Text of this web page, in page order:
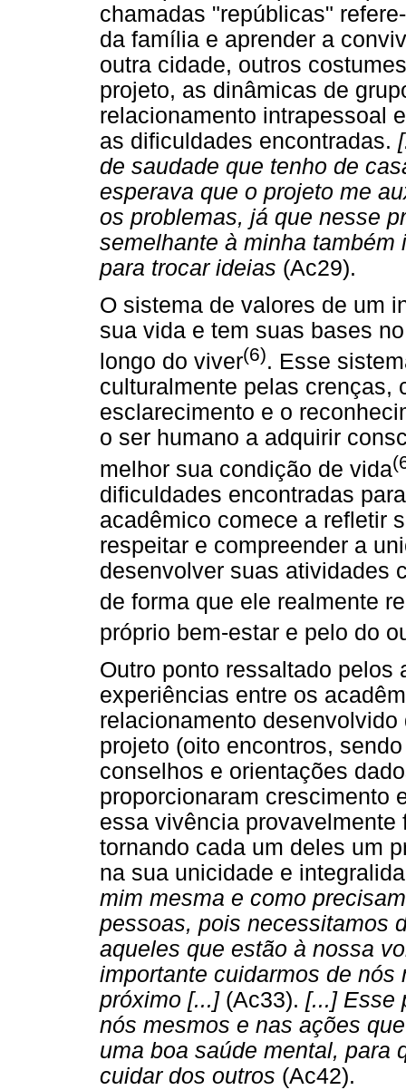
chamadas "repúblicas"
da família e aprender a
outra cidade, outros
projeto, as dinâmicas de
relacionamento intrapessoal
as dificuldades encontradas.
de saudade que tenho de
esperava que o projeto me
os problemas, já que nesse
semelhante à minha também
para trocar ideias (Ac29).
O sistema de valores de um
sua vida e tem suas bases
longo do viver(6). Esse
culturalmente pelas crenças,
esclarecimento e o
o ser humano a adquirir
melhor sua condição de vida
dificuldades encontradas
acadêmico comece a refletir
respeitar e compreender a
desenvolver suas atividades
de forma que ele realmente
próprio bem-estar e pelo do
Outro ponto ressaltado pelos
experiências entre os
relacionamento
projeto (oito encontros,
conselhos e orientações
proporcionaram crescimento
essa vivência
tornando cada um deles um
na sua unicidade e
mim mesma e como
pessoas, pois necessitamos
aqueles que estão à nossa
importante cuidarmos de
próximo [...] (Ac33). [...] Esse
nós mesmos e nas ações
uma boa saúde mental, para
cuidar dos outros (Ac42).